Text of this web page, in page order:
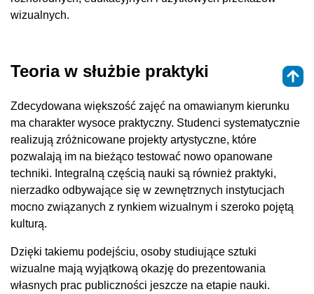
wizualnych.
Teoria w służbie praktyki
Zdecydowana większość zajęć na omawianym kierunku
ma charakter wysoce praktyczny. Studenci systematycznie
realizują zróżnicowane projekty artystyczne, które
pozwalają im na bieżąco testować nowo opanowane
techniki. Integralną częścią nauki są również praktyki,
nierzadko odbywające się w zewnętrznych instytucjach
mocno związanych z rynkiem wizualnym i szeroko pojętą
kulturą.
Dzięki takiemu podejściu, osoby studiujące sztuki
wizualne mają wyjątkową okazję do prezentowania
własnych prac publiczności jeszcze na etapie nauki.